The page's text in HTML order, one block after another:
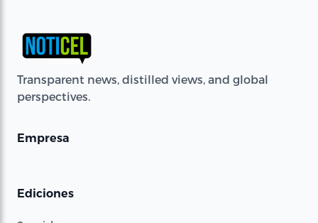
Transparent news, distilled views, and global
perspectives.
Empresa
Ediciones